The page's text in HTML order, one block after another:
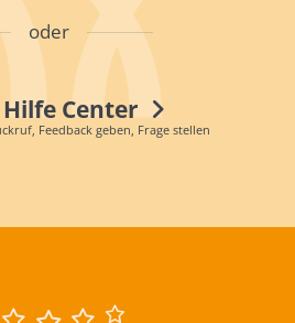
oder
Center
Feedback geben, Frage stellen